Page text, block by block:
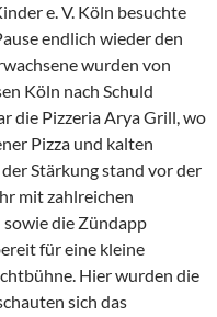
e. V. Köln besuchte
endlich wieder den
wurden von
Köln nach Schuld
die Pizzeria Arya Grill, wo
Pizza und kalten
Stärkung stand vor der
mit zahlreichen
die Zündapp
für eine kleine
Hier wurden die
sich das